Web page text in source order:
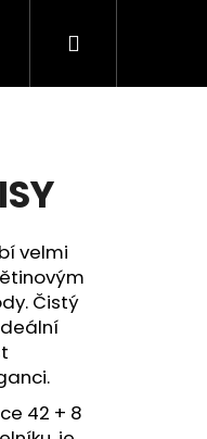
Kontakty a
Nákupní
velmi
Čistý
42 + 8